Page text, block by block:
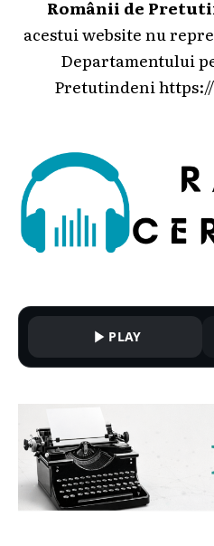
Românii de
acestui website nu
Departamentului
Pretutindeni
PLAY